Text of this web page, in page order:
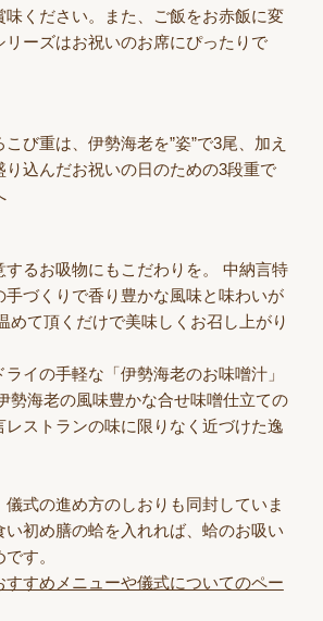
味ください。また、ご飯をお赤飯に変
リーズはお祝いのお席にぴったりで
び重は、伊勢海老を”姿”で3尾、加え
り込んだお祝いの日のための3段重で
るお吸物にもこだわりを。 中納言特
手づくりで香り豊かな風味と味わいが
めて頂くだけで美味しくお召し上がり
ライの手軽な 「伊勢海老のお味噌汁」
勢海老の風味豊かな合せ味噌仕立ての
レストランの味に限りなく近づけた逸
儀式の進め方のしおりも同封していま
初め膳の蛤を入れれば、蛤のお吸い
す。
すめメニューや儀式についてのペー